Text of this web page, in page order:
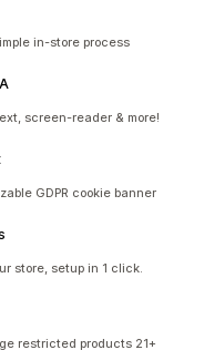
in-store process
screen-reader & more!
GDPR cookie banner
store, setup in 1 click.
restricted products 21+